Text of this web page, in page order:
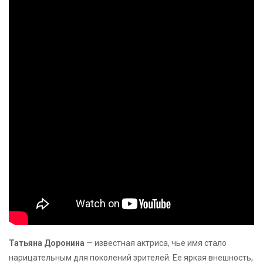
Татьяна Доронина — известная актриса, чье имя стало
нарицательным для поколений зрителей. Ее яркая внешность,